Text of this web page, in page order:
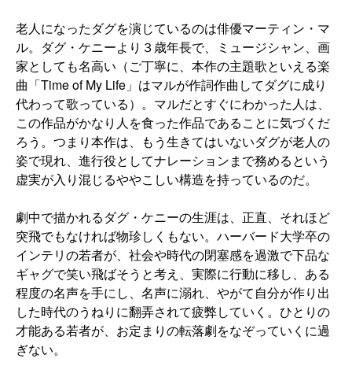
老人になったダグを演じているのは俳優マーティン・マ
ル。ダグ・ケニーより３歳年長で、ミュージシャン、画
家としても名高い（ご丁寧に、本作の主題歌といえる楽
曲「Time of My Life」はマルが作詞作曲してダグに成り
代わって歌っている）。マルだとすぐにわかった人は、
この作品がかなり人を食った作品であることに気づくだ
ろう。つまり本作は、もう生きてはいないダグが老人の
姿で現れ、進行役としてナレーションまで務めるという
虚実が入り混じるややこしい構造を持っているのだ。
劇中で描かれるダグ・ケニーの生涯は、正直、それほど
突飛でもなければ物珍しくもない。ハーバード大学卒の
インテリの若者が、社会や時代の閉塞感を過激で下品な
ギャグで笑い飛ばそうと考え、実際に行動に移し、ある
程度の名声を手にし、名声に溺れ、やがて自分が作り出
した時代のうねりに翻弄されて疲弊していく。ひとりの
才能ある若者が、お定まりの転落劇をなぞっていくに過
ぎない。